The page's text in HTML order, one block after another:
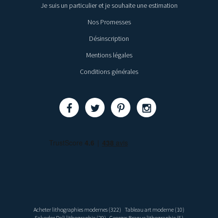
Je suis un particulier et je souhaite une estimation
Nos Promesses
Désinscription
Mentions légales
Conditions générales
PartagerPartager Partager Partager
Acheter lithographies modernes (322) Tableau art moderne (10)